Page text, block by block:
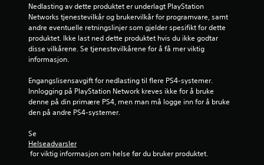
t
i
v
e
r
f
r
å
s
n
p
Nedlasting av dette produktet er underlagt PlayStation
Networks tjenestevilkår og brukervilkår for programvare, samt
andre eventuelle retningslinjer som gjelder spesifikt for dette
produktet. Ikke last ned dette produktet hvis du ikke godtar
disse vilkårene. Se tjenestevilkårene for å få mer viktig
informasjon.
Engangslisensavgift for nedlasting til flere PS4-systemer.
Innlogging på PlayStation Network kreves ikke for å bruke
denne på din primære PS4, men man må logge inn for å bruke
den på andre PS4-systemer.
Se
Helseadvarsler
for viktig informasjon om helse før du bruker produktet.